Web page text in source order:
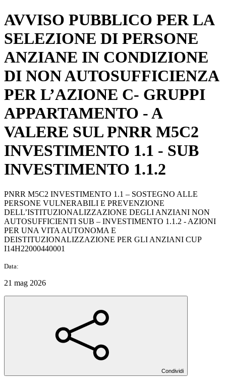
AVVISO PUBBLICO PER LA
SELEZIONE DI PERSONE
ANZIANE IN CONDIZIONE
DI NON AUTOSUFFICIENZA
PER L’AZIONE C- GRUPPI
APPARTAMENTO - A
VALERE SUL PNRR M5C2
INVESTIMENTO 1.1 - SUB
INVESTIMENTO 1.1.2
PNRR M5C2 INVESTIMENTO 1.1 – SOSTEGNO ALLE
PERSONE VULNERABILI E PREVENZIONE
DELL’ISTITUZIONALIZZAZIONE DEGLI ANZIANI NON
AUTOSUFFICIENTI SUB – INVESTIMENTO 1.1.2 - AZIONI
PER UNA VITA AUTONOMA E
DEISTITUZIONALIZZAZIONE PER GLI ANZIANI CUP
I14H22000440001
Data:
21 mag 2026
Condividi